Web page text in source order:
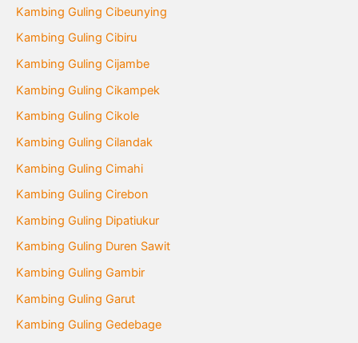
Kambing Guling Cibeunying
Kambing Guling Cibiru
Kambing Guling Cijambe
Kambing Guling Cikampek
Kambing Guling Cikole
Kambing Guling Cilandak
Kambing Guling Cimahi
Kambing Guling Cirebon
Kambing Guling Dipatiukur
Kambing Guling Duren Sawit
Kambing Guling Gambir
Kambing Guling Garut
Kambing Guling Gedebage